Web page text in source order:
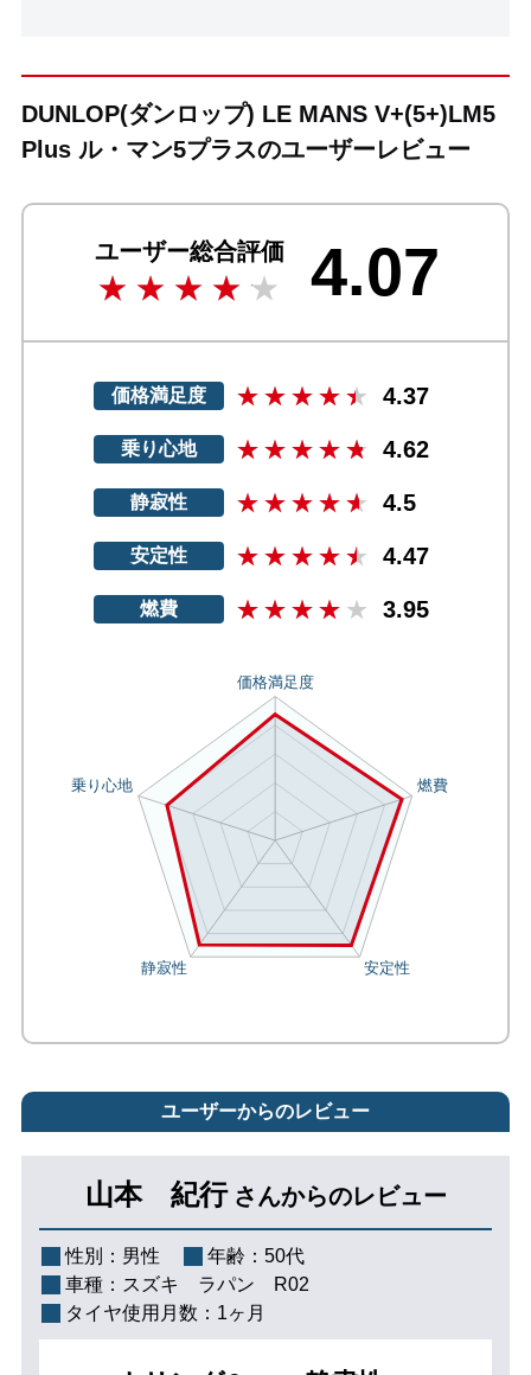
DUNLOP(ダンロップ) LE MANS V+(5+)LM5
Plus ル・マン5プラスのユーザーレビュー
ユーザー総合評価 4.07
価格満足度 4.37
乗り心地 4.62
静寂性 4.5
安定性 4.47
燃費 3.95
ユーザーからのレビュー
山本 紀行 さんからのレビュー
性別： 男性 年齢： 50代
車種： スズキ ラパン R02
タイヤ使用月数： 1ヶ月